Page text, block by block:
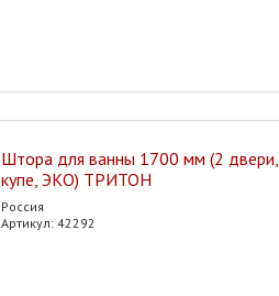
Штора для ванны 1700 мм (2 двери,
купе, ЭКО) ТРИТОН
Россия
Артикул: 42292